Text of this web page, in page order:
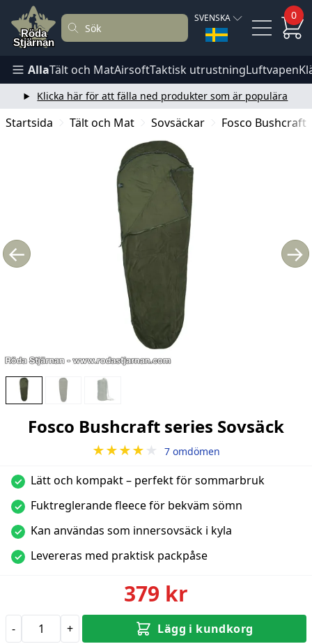
SVENSKA 0
AllaTält och MatAirsoftTaktisk utrustningLuftvapen
Klicka här för att fälla ned produkter som är populära
Startsida Tält och Mat Sovsäckar Fosco Bushcraft
← →
Fosco Bushcraft series Sovsäck
★★★★ ★ 7 omdömen
✓ Lätt och kompakt – perfekt för sommarbruk
✓ Fuktreglerande fleece för bekväm sömn
✓ Kan användas som innersovsäck i kyla
✓ Levereras med praktisk packpåse
379 kr
- + Lägg i kundkorg